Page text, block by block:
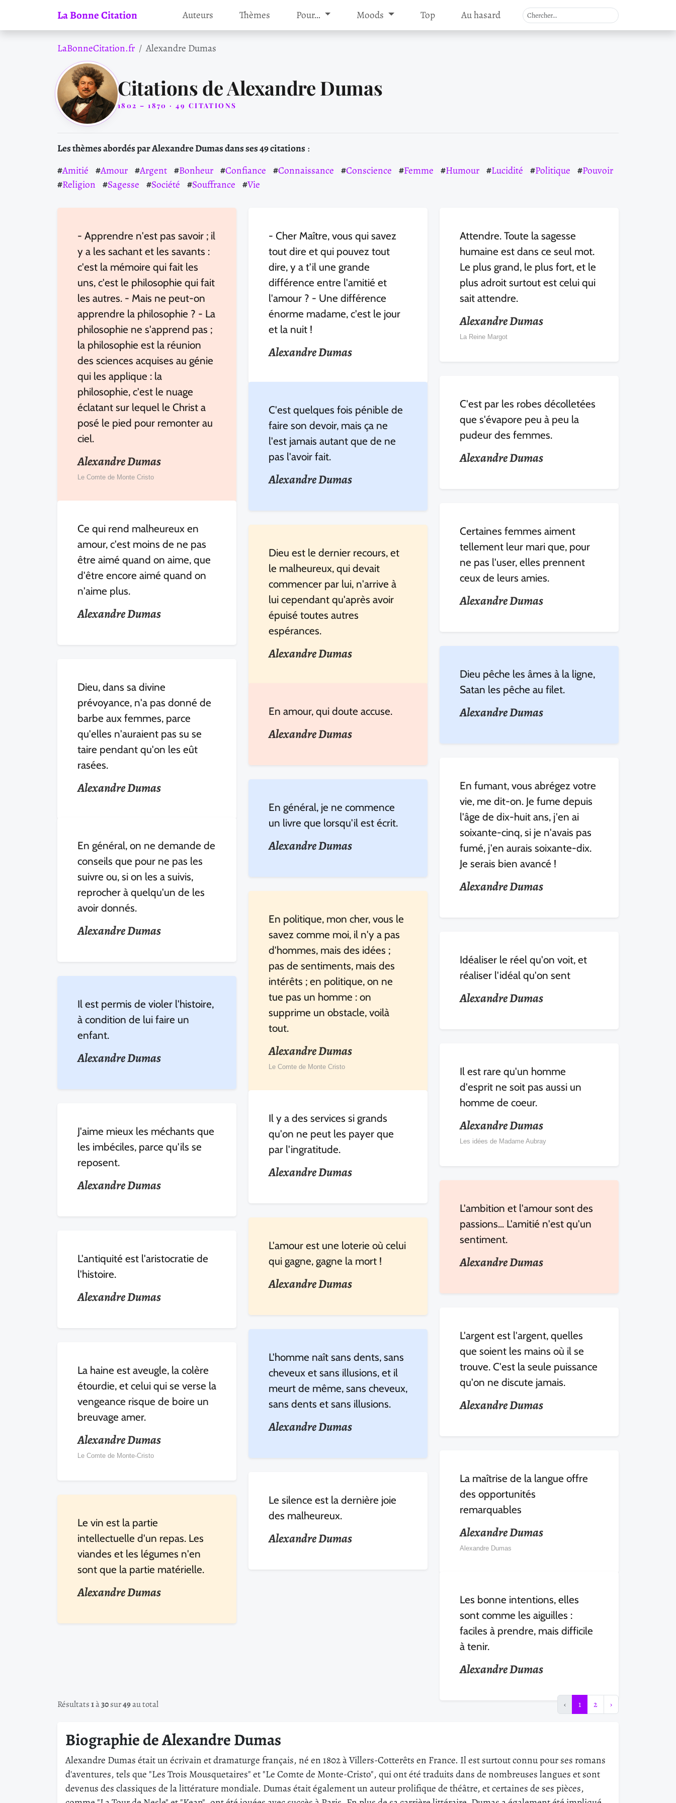
La Bonne Citation Auteurs Thèmes Pour… Moods Top Au hasard
LaBonneCitation.fr Alexandre Dumas
Citations de Alexandre Dumas
1802 – 1870 · 49 CITATIONS
Les thèmes abordés par Alexandre Dumas dans ses 49 citations:
Amitié
Amour Argent Bonheur Confiance Connaissance Conscience Femme Humour Lucidité Politique
Pouvoir
Religion
Sagesse Société Souffrance Vie
- Apprendre n'est pas savoir ; il
y a les sachant et les savants :
c'est la mémoire qui fait les
uns, c'est le philosophie qui fait
les autres. - Mais ne peut-on
apprendre la philosophie ? - La
philosophie ne s'apprend pas ;
la philosophie est la réunion
des sciences acquises au génie
qui les applique : la
philosophie, c'est le nuage
éclatant sur lequel le Christ a
posé le pied pour remonter au
ciel.
Alexandre Dumas
Le Comte de Monte Cristo
- Cher Maître, vous qui savez
tout dire et qui pouvez tout
dire, y a t'il une grande
différence entre l'amitié et
l'amour ? - Une différence
énorme madame, c'est le jour
et la nuit !
Alexandre Dumas
Attendre. Toute la sagesse
humaine est dans ce seul mot.
Le plus grand, le plus fort, et le
plus adroit surtout est celui qui
sait attendre.
Alexandre Dumas
La Reine Margot
C'est par les robes décolletées
que s'évapore peu à peu la
pudeur des femmes.
Alexandre Dumas
C'est quelques fois pénible de
faire son devoir, mais ça ne
l'est jamais autant que de ne
pas l'avoir fait.
Alexandre Dumas
Ce qui rend malheureux en
amour, c'est moins de ne pas
être aimé quand on aime, que
d'être encore aimé quand on
n'aime plus.
Alexandre Dumas
Certaines femmes aiment
tellement leur mari que, pour
ne pas l'user, elles prennent
ceux de leurs amies.
Alexandre Dumas
Dieu est le dernier recours, et
le malheureux, qui devait
commencer par lui, n'arrive à
lui cependant qu'après avoir
épuisé toutes autres
espérances.
Alexandre Dumas
Dieu pêche les âmes à la ligne,
Satan les pêche au filet.
Alexandre Dumas
Dieu, dans sa divine
prévoyance, n'a pas donné de
barbe aux femmes, parce
qu'elles n'auraient pas su se
taire pendant qu'on les eût
rasées.
Alexandre Dumas
En amour, qui doute accuse.
Alexandre Dumas
En fumant, vous abrégez votre
vie, me dit-on. Je fume depuis
l'âge de dix-huit ans, j'en ai
soixante-cinq, si je n'avais pas
fumé, j'en aurais soixante-dix.
Je serais bien avancé !
Alexandre Dumas
En général, je ne commence
un livre que lorsqu'il est écrit.
Alexandre Dumas
En général, on ne demande de
conseils que pour ne pas les
suivre ou, si on les a suivis,
reprocher à quelqu'un de les
avoir donnés.
Alexandre Dumas
En politique, mon cher, vous le
savez comme moi, il n'y a pas
d'hommes, mais des idées ;
pas de sentiments, mais des
intérêts ; en politique, on ne
tue pas un homme : on
supprime un obstacle, voilà
tout.
Alexandre Dumas
Le Comte de Monte Cristo
Idéaliser le réel qu'on voit, et
réaliser l'idéal qu'on sent
Alexandre Dumas
Il est permis de violer l'histoire,
à condition de lui faire un
enfant.
Alexandre Dumas
Il est rare qu'un homme
d'esprit ne soit pas aussi un
homme de coeur.
Alexandre Dumas
Les idées de Madame Aubray
Il y a des services si grands
qu'on ne peut les payer que
par l'ingratitude.
Alexandre Dumas
J'aime mieux les méchants que
les imbéciles, parce qu'ils se
reposent.
Alexandre Dumas
L'ambition et l'amour sont des
passions... L'amitié n'est qu'un
sentiment.
Alexandre Dumas
L'amour est une loterie où celui
qui gagne, gagne la mort !
Alexandre Dumas
L'antiquité est l'aristocratie de
l'histoire.
Alexandre Dumas
L'argent est l'argent, quelles
que soient les mains où il se
trouve. C'est la seule puissance
qu'on ne discute jamais.
Alexandre Dumas
L'homme naît sans dents, sans
cheveux et sans illusions, et il
meurt de même, sans cheveux,
sans dents et sans illusions.
Alexandre Dumas
La haine est aveugle, la colère
étourdie, et celui qui se verse la
vengeance risque de boire un
breuvage amer.
Alexandre Dumas
Le Comte de Monte-Cristo
La maîtrise de la langue offre
des opportunités
remarquables
Alexandre Dumas
Alexandre Dumas
Le silence est la dernière joie
des malheureux.
Alexandre Dumas
Le vin est la partie
intellectuelle d'un repas. Les
viandes et les légumes n'en
sont que la partie matérielle.
Alexandre Dumas
Les bonne intentions, elles
sont comme les aiguilles :
faciles à prendre, mais difficile
à tenir.
Alexandre Dumas
Résultats1à30sur49au total ‹ 1 2 ›
Biographie de Alexandre Dumas
Alexandre Dumas était un écrivain et dramaturge français, né en 1802 à Villers-Cotterêts en France. Il est surtout connu pour ses romans
d'aventures, tels que "Les Trois Mousquetaires" et "Le Comte de Monte-Cristo", qui ont été traduits dans de nombreuses langues et sont
devenus des classiques de la littérature mondiale. Dumas était également un auteur prolifique de théâtre, et certaines de ses pièces,